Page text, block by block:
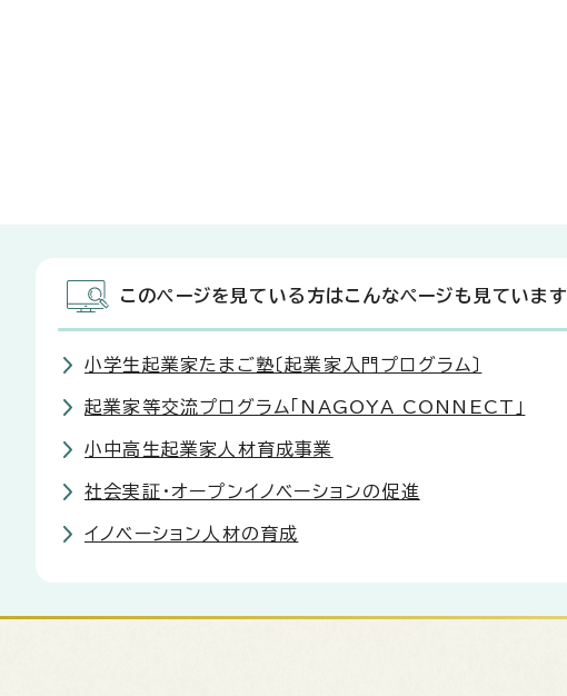
このページを見ている方はこんなページも見ています
小学生起業家たまご塾〔起業家入門プログラム〕
起業家等交流プログラム「NAGOYA CONNECT」
小中高生起業家人材育成事業
社会実証・オープンイノベーションの促進
イノベーション人材の育成